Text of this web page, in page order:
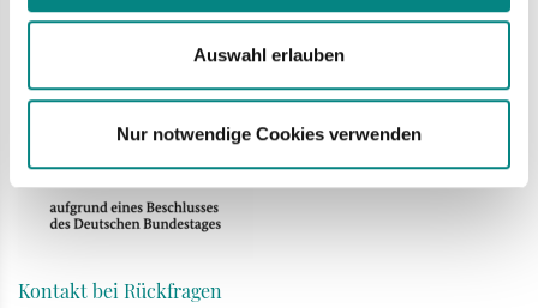
Auswahl erlauben
Nur notwendige Cookies verwenden
Kontakt bei Rückfragen